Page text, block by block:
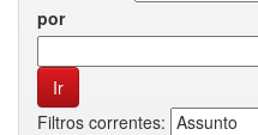
por
Filtros correntes: